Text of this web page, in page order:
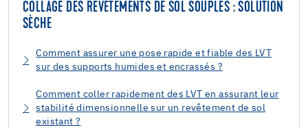
COLLAGE DES REVÊTEMENTS DE SOL SOUPLES : SOLUTION
SÈCHE
Comment assurer une pose rapide et fiable des LVT
sur des supports humides et encrassés ?
Comment coller rapidement des LVT en assurant leur
stabilité dimensionnelle sur un revêtement de sol
existant ?